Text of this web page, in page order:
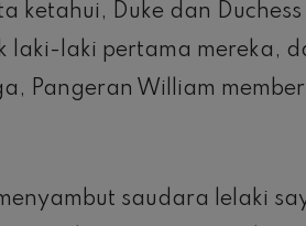
ketahui, Duke dan
laki-laki pertama mereka,
Pangeran William
saudara lelaki